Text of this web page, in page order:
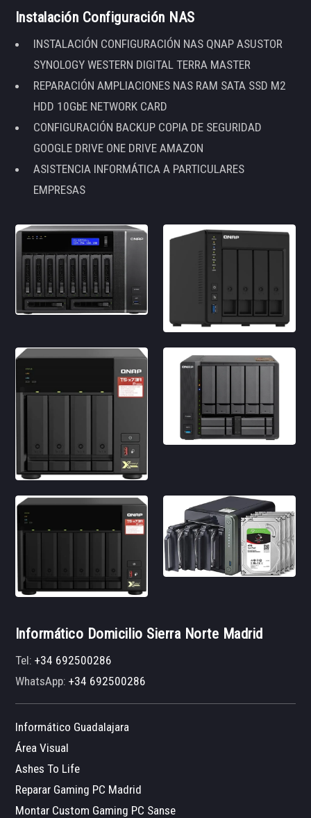
Instalación Configuración NAS
INSTALACIÓN CONFIGURACIÓN NAS QNAP ASUSTOR
SYNOLOGY WESTERN DIGITAL TERRA MASTER
REPARACIÓN AMPLIACIONES NAS RAM SATA SSD M2
HDD 10GbE NETWORK CARD
CONFIGURACIÓN BACKUP COPIA DE SEGURIDAD
GOOGLE DRIVE ONE DRIVE AMAZON
ASISTENCIA INFORMÁTICA A PARTICULARES
EMPRESAS
Informático Domicilio Sierra Norte Madrid
Tel:+34 692500286
WhatsApp:+34 692500286
Informático Guadalajara
Área Visual
Ashes To Life
Reparar Gaming PC Madrid
Montar Custom Gaming PC Sanse